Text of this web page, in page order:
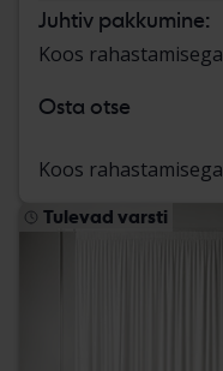
Juhtiv pakkumine:
Koos rahastamisega
Osta otse
Koos rahastamisega
Tulevad varsti